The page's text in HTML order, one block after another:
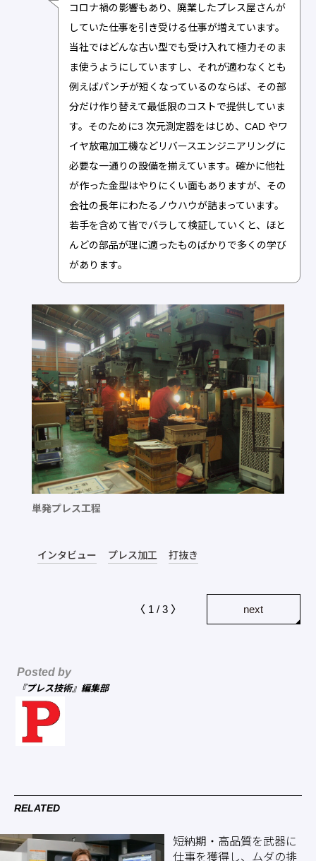
コロナ禍の影響もあり、廃業したプレス屋さんが
していた仕事を引き受ける仕事が増えています。
当社ではどんな古い型でも受け入れて極力そのま
ま使うようにしていますし、それが適わなくとも
例えばパンチが短くなっているのならば、その部
分だけ作り替えて最低限のコストで提供していま
す。そのために3 次元測定器をはじめ、CAD やワ
イヤ放電加工機などリバースエンジニアリングに
必要な一通りの設備を揃えています。確かに他社
が作った金型はやりにくい面もありますが、その
会社の長年にわたるノウハウが詰まっています。
若手を含めて皆でバラして検証していくと、ほと
んどの部品が理に適ったものばかりで多くの学び
があります。
単発プレス工程
インタビュー プレス加工 打抜き
〈 1 / 3 〉 next
Posted by
『プレス技術』編集部
RELATED
短納期・高品質を武器に
仕事を獲得し、ムダの排